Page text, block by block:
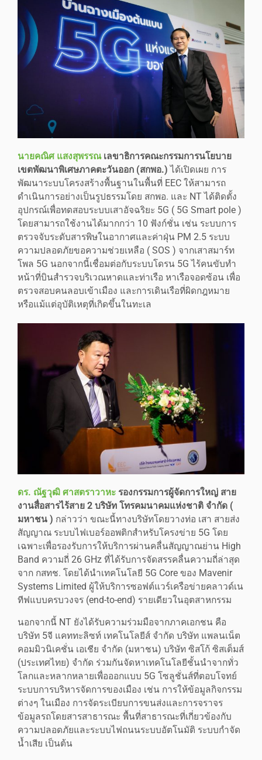
นายคณิศ แสงสุพรรณ เลขาธิการคณะกรรมการนโยบาย
เขตพัฒนาพิเศษภาคตะวันออก (สกพอ.) ได้เปิดเผย การ
พัฒนาระบบโครงสร้างพื้นฐานในพื้นที่ EEC ให้สามารถ
ดำเนินการอย่างเป็นรูปธรรมโดย สกพอ. และ NT ได้ติดตั้ง
อุปกรณ์เพื่อทดสอบระบบเสาอัจฉริยะ 5G ( 5G Smart pole )
โดยสามารถใช้งานได้มากกว่า 10 ฟังก์ชั่น เช่น ระบบการ
ตรวจจับระดับสารพิษในอากาศและค่าฝุ่น PM 2.5 ระบบ
ความปลอดภัยขอความช่วยเหลือ ( SOS ) จากเสาสมาร์ท
โพล 5G นอกจากนี้เชื่อมต่อกับระบบโดรน 5G ไร้คนขับทำ
หน้าที่บินสำรวจบริเวณหาดและท่าเรือ หาเรือจอดซ้อน เพื่อ
ตรวจสอบคนลอบเข้าเมือง และการเดินเรือที่ผิดกฎหมาย
หรือแม้แต่อุบัติเหตุที่เกิดขึ้นในทะเล
ดร. ณัฐวุฒิ ศาสตราวาหะ รองกรรมการผู้จัดการใหญ่ สาย
งานสื่อสารไร้สาย 2 บริษัท โทรคมนาคมแห่งชาติ จำกัด (
มหาชน ) กล่าวว่า ขณะนี้ทางบริษัทโดยวางท่อ เสา สายส่ง
สัญญาณ ระบบไฟเบอร์ออพติกสำหรับโครงข่าย 5G โดย
เฉพาะเพื่อรองรับการให้บริการผ่านคลื่นสัญญาณย่าน High
Band ความถี่ 26 GHz ที่ได้รับการจัดสรรคลื่นความถี่ล่าสุด
จาก กสทช. โดยได้นำเทคโนโลยี 5G Core ของ Mavenir
Systems Limited ผู้ให้บริการซอฟต์แวร์เครือข่ายคลาวด์เน
ทีฟแบบครบวงจร (end-to-end) รายเดียวในอุตสาหกรรม
นอกจากนี้ NT ยังได้รับความร่วมมือจากภาคเอกชน คือ
บริษัท 5จี แคททะลิซท์ เทคโนโลยีส์ จำกัด บริษัท แพลนเน็ต
คอมมิวนิเคชั่น เอเชีย จำกัด (มหาชน) บริษัท ซิสโก้ ซิสเต็มส์
(ประเทศไทย) จํากัด ร่วมกันจัดหาเทคโนโลยีชั้นนำจากทั่ว
โลกและหลากหลายเพื่อออกแบบ 5G โซลูชั่นส์ที่ตอบโจทย์
ระบบการบริหารจัดการของเมือง เช่น การให้ข้อมูลกิจกรรม
ต่างๆ ในเมือง การจัดระเบียบการขนส่งและการจราจร
ข้อมูลรถโดยสารสาธารณะ พื้นที่สาธารณะที่เกี่ยวข้องกับ
ความปลอดภัยและระบบไฟถนนระบบอัตโนมัติ ระบบกำจัด
น้ำเสีย เป็นต้น